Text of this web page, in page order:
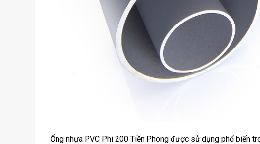
Ống nhựa PVC Phi 200 Tiền Phong được sử dụng phổ biến